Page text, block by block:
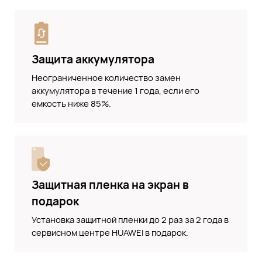
Защита аккумулятора
Неограниченное количество замен
аккумулятора в течение 1 года, если его
емкость ниже 85%.
Защитная пленка на экран в
подарок
Установка защитной пленки до 2 раз за 2 года в
сервисном центре HUAWEI в подарок.